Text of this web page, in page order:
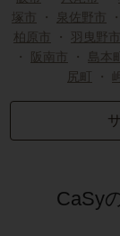
塚市
・ 泉佐野市 ・
柏原市
・ 羽曳野市
・
阪南市 ・ 島本
尻町 ・
CaSy